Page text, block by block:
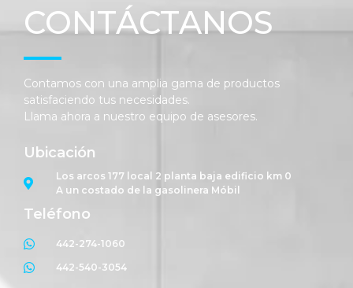
CONTÁCTANOS
Contamos con una amplia gama de productos
satisfaciendo tus necesidades.
Llama ahora a nuestro equipo de asesores.
Ubicación
Los arcos 177 local 2 planta baja edificio km 0
A un costado de la gasolinera Móbil
Teléfono
442-274-1060
442-540-3054